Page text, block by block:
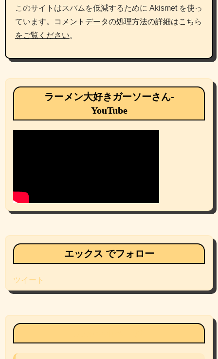
このサイトはスパムを低減するために Akismet を使っ
ています。
コメントデータの処理方法の詳細はこちら
をご覧ください。
ラーメン大好きガーソーさん-
YouTube
エックス でフォロー
ツイート